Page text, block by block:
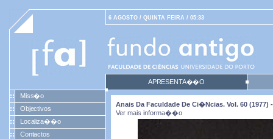
6 AGOSTO / QUINTA FEIRA / 05:33
APRESENTA��O
Miss�o
Objectivos
Localiza��o
Contactos
Anais Da Faculdade De Ci�ncias. Vol. 60 (1977) -
Ver mais informa��o